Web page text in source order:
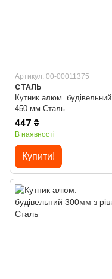
Артикул: 00-00011375
СТАЛЬ
Кутник алюм. будівельний
450 мм Сталь
447 ₴
В наявності
Купити!